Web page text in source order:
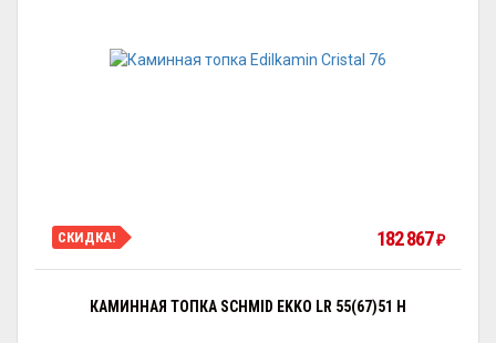
СКИДКА! 182 867₽
КАМИННАЯ ТОПКА SCHMID EKKO LR 55(67)51 H